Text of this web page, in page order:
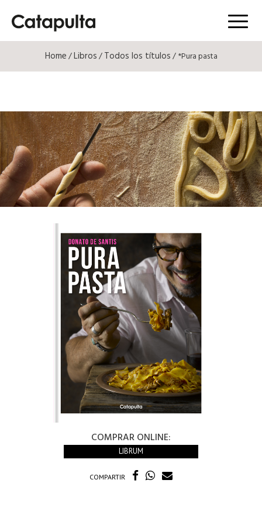
Menú
Home/Libros/Todos los títulos/ *Pura pasta
COMPRAR ONLINE:
LIBRUM
COMPARTIR